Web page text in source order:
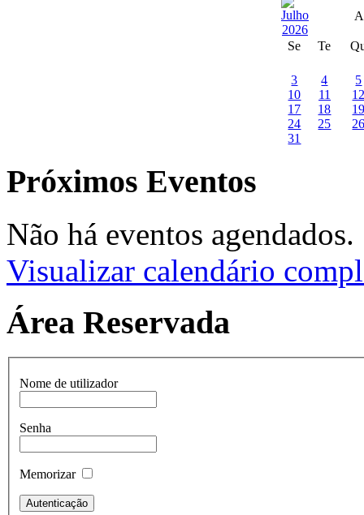
Se Te
3 4
5
10
11
17
18
24
25
31
Próximos Eventos
Não há eventos agendados.
Visualizar calendário
Área Reservada
Nome de utilizador
Senha
Memorizar